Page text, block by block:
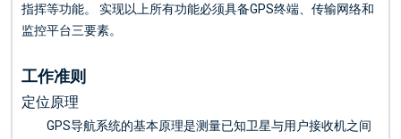
指挥等功能。 实现以上所有功能必须具备GPS终端、传输网络和
监控平台三要素。
工作准则
定位原理
GPS导航系统的基本原理是测量已知卫星与用户接收机之间